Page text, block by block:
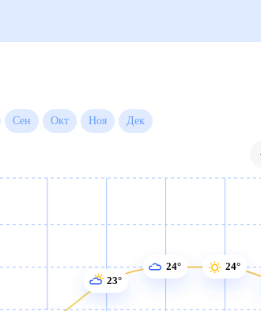
Авг Сен Окт Ноя
23°
24° 24°